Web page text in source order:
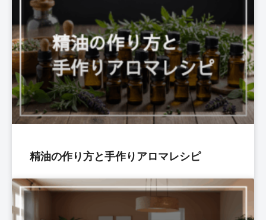
精油の作り方と手作りアロマレシピ